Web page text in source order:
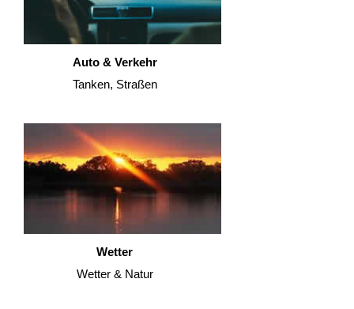
Auto & Verkehr
Tanken, Straßen
Wetter
Wetter & Natur